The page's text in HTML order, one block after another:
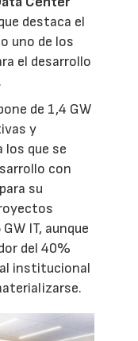
destaca el
uno de los
el desarrollo
de 1,4 GW
y
que se
con
su
IT, aunque
del 40%
institucional